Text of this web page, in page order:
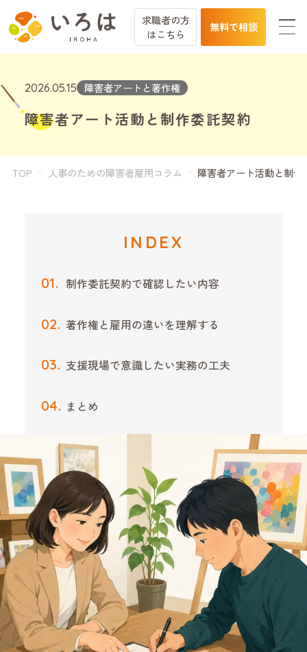
求職者の方
はこちら
無料で相談
2026.05.15 障害者アートと著作権
障害者アート活動と制作委託契約
TOP 人事のための障害者雇用コラム 障害者アート活動と制作
INDEX
制作委託契約で確認したい内容
著作権と雇用の違いを理解する
支援現場で意識したい実務の工夫
まとめ